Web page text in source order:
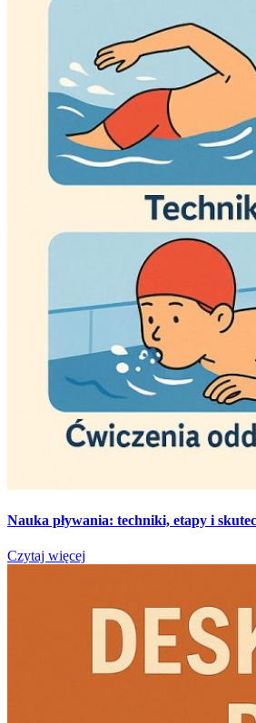
Nauka pływania: techniki, etapy i
Czytaj więcej